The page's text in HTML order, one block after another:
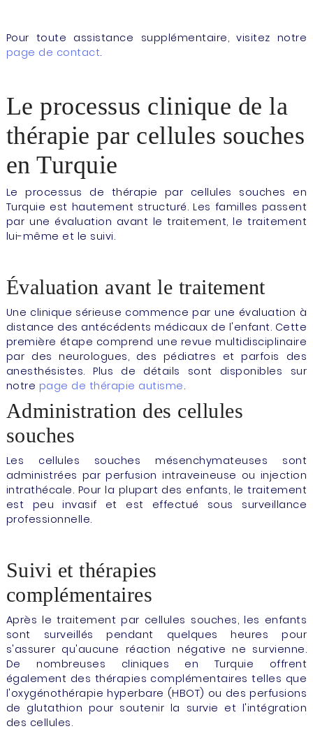
Pour toute assistance supplémentaire, visitez notre
page de contact.
Le processus clinique de la
thérapie par cellules souches
en Turquie
Le processus de thérapie par cellules souches en
Turquie est hautement structuré. Les familles passent
par une évaluation avant le traitement, le traitement
lui-même et le suivi.
Évaluation avant le traitement
Une clinique sérieuse commence par une évaluation à
distance des antécédents médicaux de l'enfant. Cette
première étape comprend une revue multidisciplinaire
par des neurologues, des pédiatres et parfois des
anesthésistes. Plus de détails sont disponibles sur
notre page de thérapie autisme.
Administration des cellules
souches
Les cellules souches mésenchymateuses sont
administrées par perfusion intraveineuse ou injection
intrathécale. Pour la plupart des enfants, le traitement
est peu invasif et est effectué sous surveillance
professionnelle.
Suivi et thérapies
complémentaires
Après le traitement par cellules souches, les enfants
sont surveillés pendant quelques heures pour
s'assurer qu'aucune réaction négative ne survienne.
De nombreuses cliniques en Turquie offrent
également des thérapies complémentaires telles que
l'oxygénothérapie hyperbare (HBOT) ou des perfusions
de glutathion pour soutenir la survie et l'intégration
des cellules.